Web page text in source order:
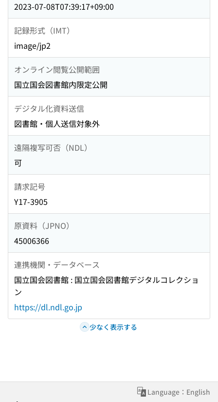
2023-07-08T07:39:17+09:00
記録形式（IMT）
image/jp2
オンライン閲覧公開範囲
国立国会図書館内限定公開
デジタル化資料送信
図書館・個人送信対象外
遠隔複写可否（NDL）
可
請求記号
Y17-3905
原資料（JPNO）
45006366
連携機関・データベース
国立国会図書館 : 国立国会図書館デジタルコレクショ
ン
https://dl.ndl.go.jp
少なく表示する
Language：English